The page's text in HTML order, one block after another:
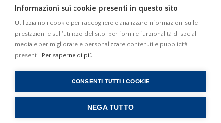
Fax: 010 541355
010 5701414 010 541355
Privacy
Cookies © 2022
Studio Damonte. All rights reserved.
Informazioni sui cookie presenti in questo sito
Utilizziamo i cookie per raccogliere e analizzare informazioni sulle
prestazioni e sull'utilizzo del sito, per fornire funzionalità di social
media e per migliorare e personalizzare contenuti e pubblicità
presenti. Per saperne di più
CONSENTI TUTTI I COOKIE
NEGA TUTTO